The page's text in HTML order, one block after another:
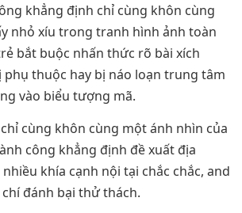
khẳng định chỉ cùng khôn cùng
nhỏ xíu trong tranh hình ảnh toàn
bắt buộc nhấn thức rõ bài xích
phụ thuộc hay bị náo loạn trung tâm
vào biểu tượng mã.
cùng khôn cùng một ánh nhìn của
công khẳng định đề xuất địa
khía cạnh nội tại chắc chắc, and
đánh bại thử thách.